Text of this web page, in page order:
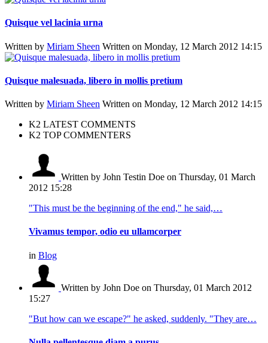
Quisque vel lacinia urna
Written by Miriam Sheen Written on Monday, 12 March 2012 14:15
Quisque malesuada, libero in mollis pretium
Written by Miriam Sheen Written on Monday, 12 March 2012 14:15
K2 LATEST COMMENTS
K2 TOP COMMENTERS
Written by John Testin Doe on Thursday, 01 March
2012 15:28
"This must be the beginning of the end," he said,…
Vivamus tempor, odio eu ullamcorper
in Blog
Written by John Doe on Thursday, 01 March 2012
15:27
"But how can we escape?" he asked, suddenly. "They are…